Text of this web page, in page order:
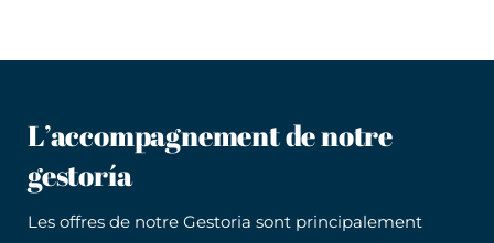
L’accompagnement de notre
gestoría
Les offres de notre Gestoria sont principalement